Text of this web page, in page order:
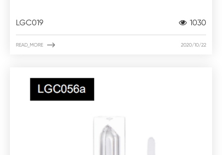
LGC019 1030
READ_MORE  2020/10/22